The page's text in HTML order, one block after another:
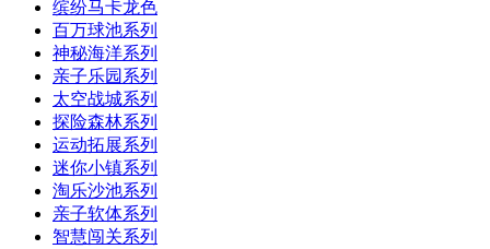
缤纷马卡龙色
百万球池系列
神秘海洋系列
亲子乐园系列
太空战城系列
探险森林系列
运动拓展系列
迷你小镇系列
淘乐沙池系列
亲子软体系列
智慧闯关系列